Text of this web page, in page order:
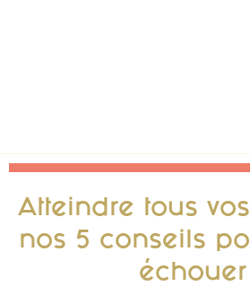
Atteindre tous
nos 5 conseils